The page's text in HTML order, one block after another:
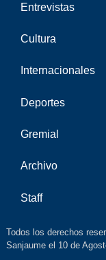
Entrevistas
Cultura
Internacionales
Deportes
Gremial
Archivo
Staff
Todos los derechos
Sanjaume el 10 de